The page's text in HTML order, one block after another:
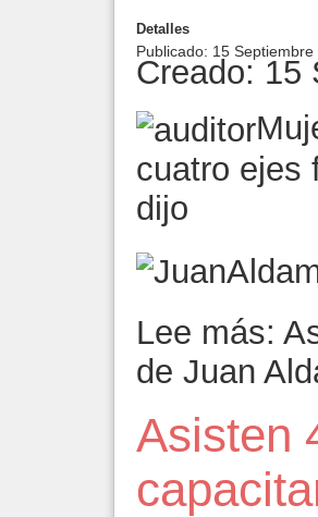
Detalles
Publicado: 15 Septiembre
Creado: 15
cuatro ejes
dijo
Lee más:
de Juan
Asisten